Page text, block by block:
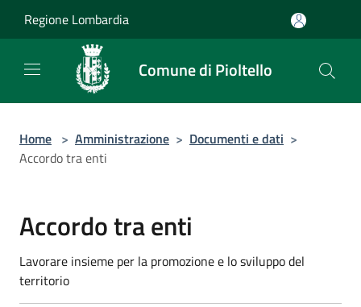
Regione Lombardia
Comune di Pioltello
Home > Amministrazione > Documenti e dati >
Accordo tra enti
Accordo tra enti
Lavorare insieme per la promozione e lo sviluppo del
territorio